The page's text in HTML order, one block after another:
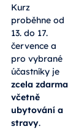
Kurz
proběhne od
13. do 17.
července a
pro vybrané
účastníky je
zcela zdarma
včetně
ubytování a
stravy.